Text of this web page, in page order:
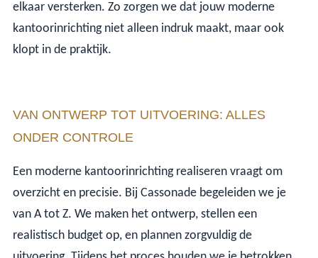
elkaar versterken. Zo zorgen we dat jouw moderne
kantoorinrichting niet alleen indruk maakt, maar ook
klopt in de praktijk.
VAN ONTWERP TOT UITVOERING: ALLES
ONDER CONTROLE
Een moderne kantoorinrichting realiseren vraagt om
overzicht en precisie. Bij Cassonade begeleiden we je
van A tot Z. We maken het ontwerp, stellen een
realistisch budget op, en plannen zorgvuldig de